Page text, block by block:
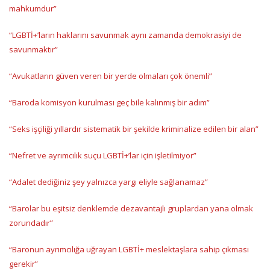
mahkumdur”
“LGBTİ+’ların haklarını savunmak aynı zamanda demokrasiyi de
savunmaktır”
“Avukatların güven veren bir yerde olmaları çok önemli”
“Baroda komisyon kurulması geç bile kalınmış bir adım”
“Seks işçiliği yıllardır sistematik bir şekilde kriminalize edilen bir alan”
“Nefret ve ayrımcılık suçu LGBTİ+’lar için işletilmiyor”
“Adalet dediğiniz şey yalnızca yargı eliyle sağlanamaz”
“Barolar bu eşitsiz denklemde dezavantajlı gruplardan yana olmak
zorundadır”
“Baronun ayrımcılığa uğrayan LGBTİ+ meslektaşlara sahip çıkması
gerekir”